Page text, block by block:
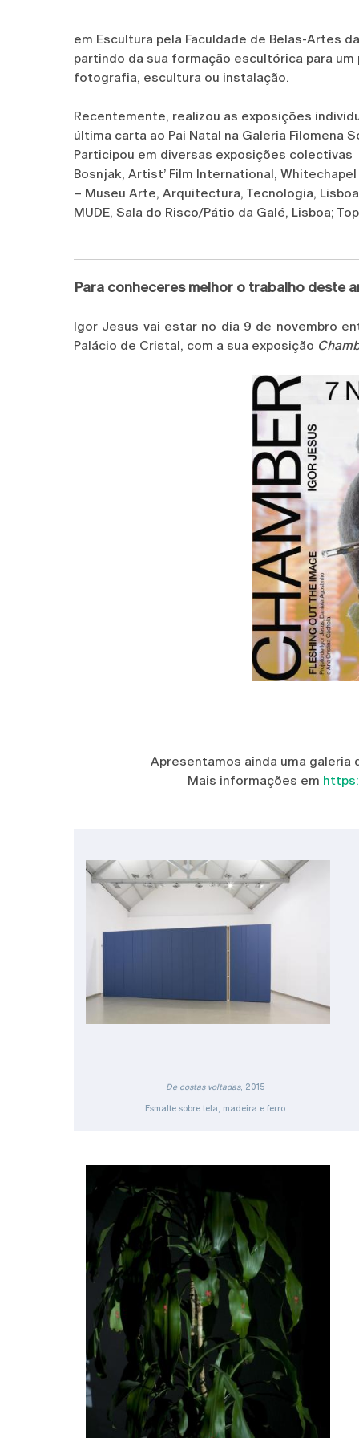
em Escultura pela Faculdade de Belas-Artes
partindo da sua formação escultórica para
fotografia, escultura ou instalação.
Recentemente, realizou as exposições
última carta ao Pai Natal na Galeria Filomena
Participou em diversas exposições
Bosnjak, Artist’ Film International,
– Museu Arte, Arquitectura, Tecnologia,
MUDE, Sala do Risco/Pátio da Galé, Lisboa;
Para conheceres melhor o trabalho deste
Igor Jesus vai estar no dia 9 de novembro
Palácio de Cristal, com a sua exposição
Apresentamos ainda uma
Mais informações em
De costas voltadas, 2015
Esmalte sobre tela, madeira e ferro